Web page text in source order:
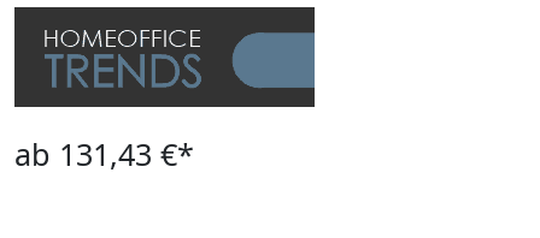
ab 131,43 €*